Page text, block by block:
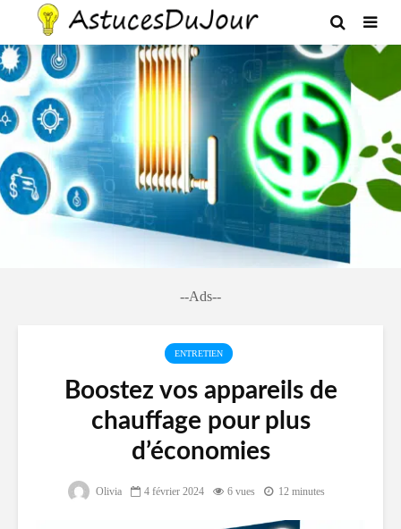
--Ads--
ENTRETIEN
Boostez vos appareils de
chauffage pour plus
d’économies
Olivia 4 février 2024 6 vues 12 minutes